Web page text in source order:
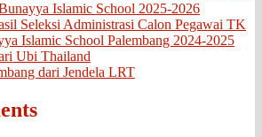
Islamic School 2025-2026
Seleksi Administrasi Calon Pegawai TK
Islamic School Palembang 2024-2025
Ubi Thailand
dari Jendela LRT